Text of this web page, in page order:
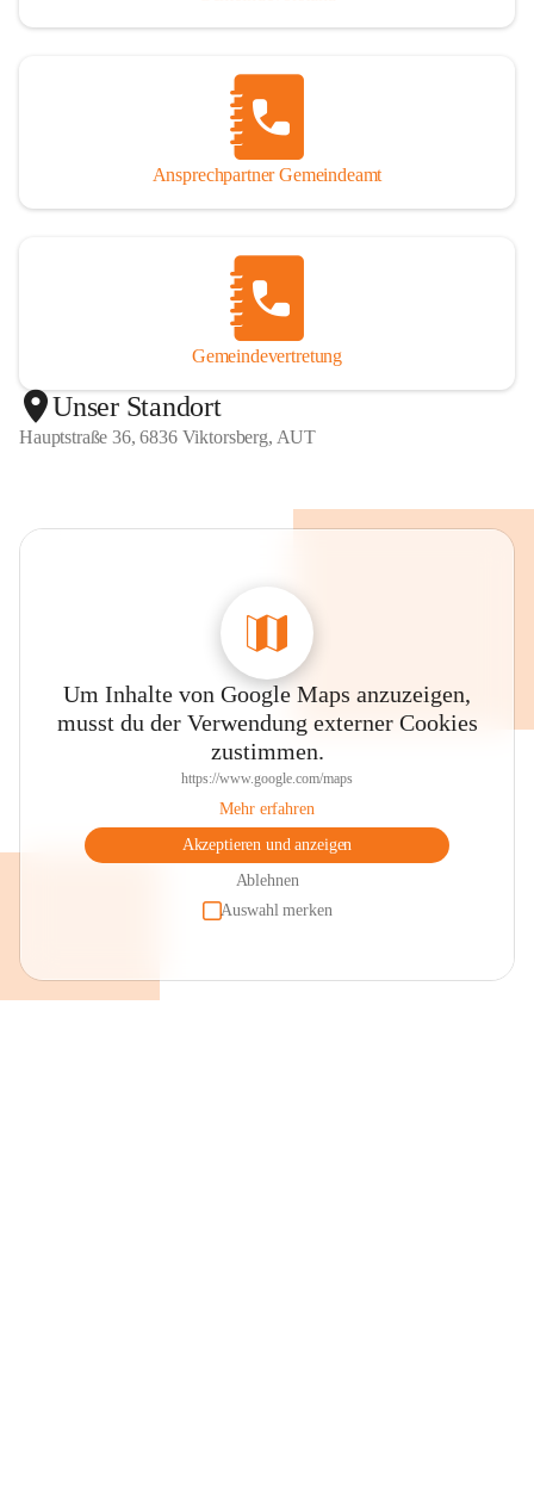
Ansprechpartner Gemeindeamt
Gemeindevertretung
Unser Standort
Hauptstraße 36, 6836 Viktorsberg, AUT
Um Inhalte von Google Maps anzuzeigen,
musst du der Verwendung externer Cookies
zustimmen.
https://www.google.com/maps
Mehr erfahren
Akzeptieren und anzeigen
Ablehnen
Auswahl merken